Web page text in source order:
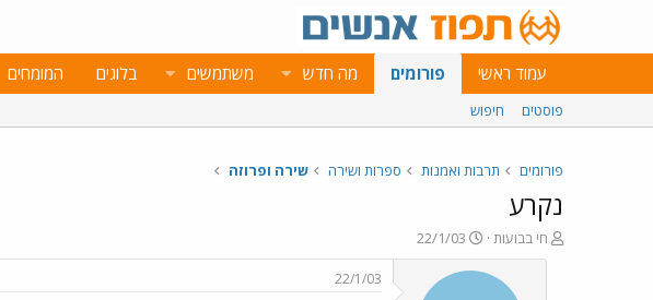
עמוד ראשי פורומים מה חדש משתמשים בלוגים המומחים
פוסטים חיפוש
פורומים תרבות ואמנות ספרות ושירה שירה ופרוזה
נקרע
פ
ו
חי בבועות
פ
ו
ר
22/1/03
22/1/03